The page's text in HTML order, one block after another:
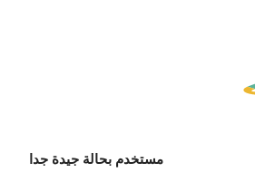
مستخدم بحالة جيدة جدا